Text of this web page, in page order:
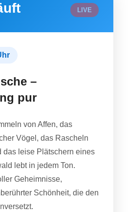
LIVE
–
pur
von Affen, das
Vögel, das Rascheln
das leise Plätschern eines
lebt in jedem Ton.
Geheimnisse,
Schönheit, die den